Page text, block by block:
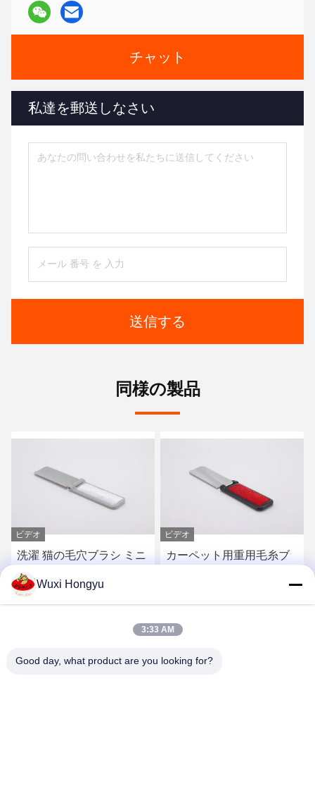
チャット
私達を郵送しなさい
送信する
同様の製品
ビデオ
洗濯 猫の毛穴ブラシ ミニ
プラスチック 折りたたみ
旅行財布 ポケット ペット
ヘア リモバー 布 折りたた
最もよい価格を得なさ
い
ビデオ
カーペット用重用毛糸ブ
ステンレス 持ち運び可能
な再利用可能な除塵クリ
ーナー
Wuxi Hongyu
3:33 AM
Good day, what product are you looking for?